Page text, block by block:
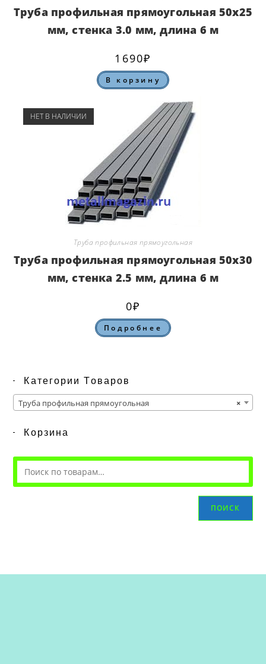
Труба профильная прямоугольная 50х25
мм, стенка 3.0 мм, длина 6 м
1690₽
В корзину
НЕТ В НАЛИЧИИ
Труба профильная прямоугольная
Труба профильная прямоугольная 50х30
мм, стенка 2.5 мм, длина 6 м
0₽
Подробнее
Категории Товаров
×
Труба профильная прямоугольная
Корзина
ПОИСК